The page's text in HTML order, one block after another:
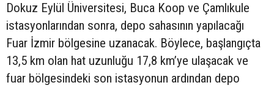
Dokuz Eylül Üniversitesi, Buca Koop ve Çamlıkule
istasyonlarından sonra, depo sahasının yapılacağı
Fuar İzmir bölgesine uzanacak. Böylece, başlangıçta
13,5 km olan hat uzunluğu 17,8 km’ye ulaşacak ve
fuar bölgesindeki son istasyonun ardından depo